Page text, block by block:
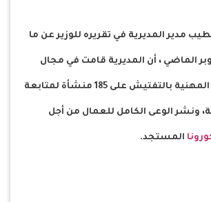
مدير المديرية في تقريره للوزير عن ما
الماضي ، أن المديرية قامت في مجال
السلامة والصحة المهنية بالتفتيش على 185 منشأة لمتابعة
ونشر الوعى الكامل للعمال من أجل
المستجد.